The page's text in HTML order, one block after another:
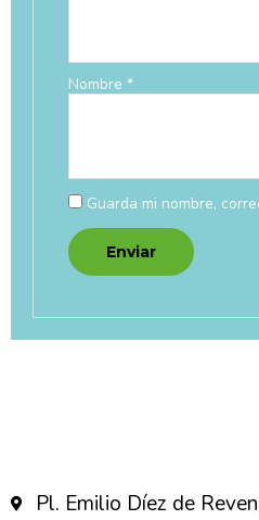
Nombre *
Guarda mi nombre,
Pl. Emilio Díez de